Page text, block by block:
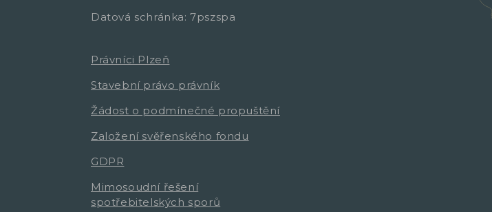
Datová schránka: 7pszspa
Právníci Plzeň
Stavební právo právník
Žádost o podmínečné propuštění
Založení svěřenského fondu
GDPR
Mimosoudní řešení
spotřebitelských sporů